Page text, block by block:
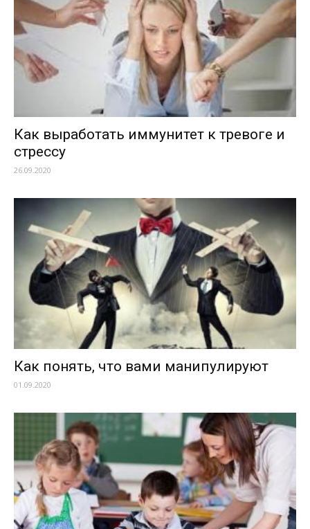
Как выработать иммунитет к тревоге и
стрессу
26.09.2020
Как понять, что вами манипулируют
01.09.2020